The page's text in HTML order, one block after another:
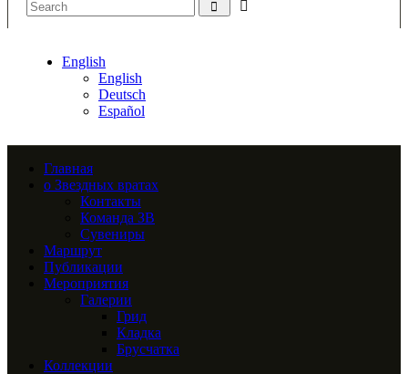
English
English
Deutsch
Español
Главная
о Звездных вратах
Контакты
Команда ЗВ
Сувениры
Маршрут
Публикации
Мероприятия
Галерии
Грид
Кладка
Брусчатка
Коллекции